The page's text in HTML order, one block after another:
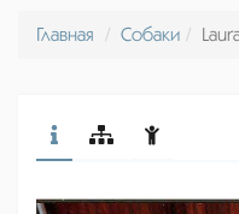
Главная Собаки